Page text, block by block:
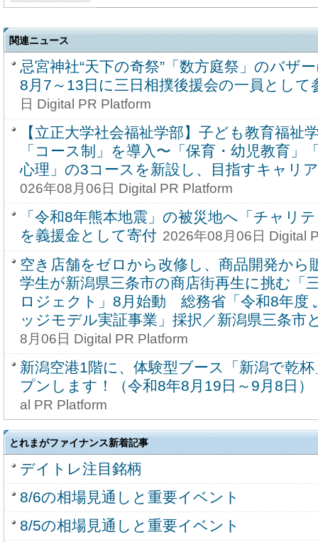
関連ニュース
忌宮神社“天下の奇祭”「数方庭祭」のバザ
8月7～13日に三日相撲後援会の一員として
日 Digital PR Platform
【立正大学社会福祉学部】子ども教育福祉
「コース制」を導入〜「保育・幼児教育」
心理」の3コースを新設し、目指すキャリ
026年08月06日 Digital PR Platform
「令和8年熊本地震」の被災地へ「チャリ
を義援金として寄付 2026年08月06日 Digital
空き店舗をゼロから改修し、商品開発か
学生が新潟県三条市の商店街再生に挑む「
ロジェクト」8月始動 総務省「令和8年度
ッジモデル実証事業」採択／新潟県三条市
8月06日 Digital PR Platform
新潟空港1階に、体験型ブース「新潟で乾
プンします！（令和8年8月19日～9月8日）
al PR Platform
とれまがファイナンス新着記事
デイトレ注目銘柄
8/6の相場見通しと重要イベント
8/5の相場見通しと重要イベント